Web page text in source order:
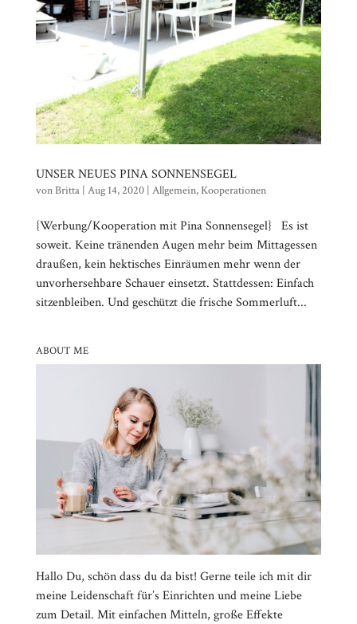
UNSER NEUES PINA SONNENSEGEL
vonBritta| Aug 14, 2020| Allgemein,Kooperationen
{Werbung/Kooperation mit Pina Sonnensegel} Es ist
soweit. Keine tränenden Augen mehr beim Mittagessen
draußen, kein hektisches Einräumen mehr wenn der
unvorhersehbare Schauer einsetzt. Stattdessen: Einfach
sitzenbleiben. Und geschützt die frische Sommerluft...
ABOUT ME
Hallo Du, schön dass du da bist! Gerne teile ich mit dir
meine Leidenschaft für’s Einrichten und meine Liebe
zum Detail. Mit einfachen Mitteln, große Effekte